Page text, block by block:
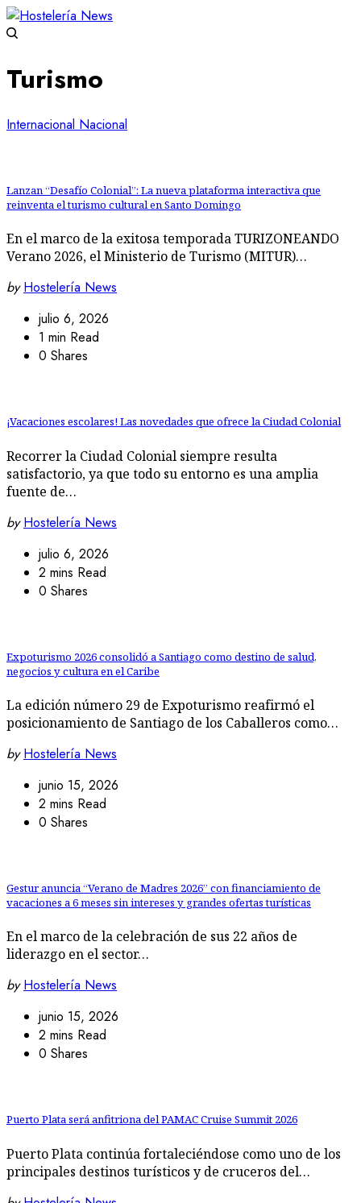
Turismo
Internacional Nacional
Lanzan “Desafío Colonial”: La nueva plataforma interactiva que
reinventa el turismo cultural en Santo Domingo
En el marco de la exitosa temporada TURIZONEANDO
Verano 2026, el Ministerio de Turismo (MITUR)…
by Hostelería News
julio 6, 2026
1 min Read
0 Shares
¡Vacaciones escolares! Las novedades que ofrece la Ciudad Colonial
Recorrer la Ciudad Colonial siempre resulta
satisfactorio, ya que todo su entorno es una amplia
fuente de…
by Hostelería News
julio 6, 2026
2 mins Read
0 Shares
Expoturismo 2026 consolidó a Santiago como destino de salud,
negocios y cultura en el Caribe
La edición número 29 de Expoturismo reafirmó el
posicionamiento de Santiago de los Caballeros como…
by Hostelería News
junio 15, 2026
2 mins Read
0 Shares
Gestur anuncia “Verano de Madres 2026” con financiamiento de
vacaciones a 6 meses sin intereses y grandes ofertas turísticas
En el marco de la celebración de sus 22 años de
liderazgo en el sector…
by Hostelería News
junio 15, 2026
2 mins Read
0 Shares
Puerto Plata será anfitriona del PAMAC Cruise Summit 2026
Puerto Plata continúa fortaleciéndose como uno de los
principales destinos turísticos y de cruceros del…